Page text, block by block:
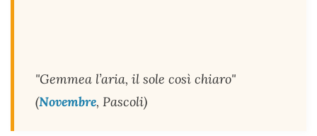
"Gemmea l’aria, il sole così chiaro"
(Novembre, Pascoli)